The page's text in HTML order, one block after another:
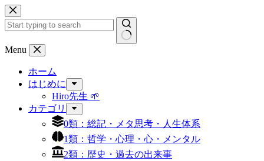
コ
ン
テ
ン
結
Menu
ホーム
はじめに
Hiro先生 🌱
カテゴリ
0類：総記・メタ思考・人生体系
1類：哲学・心理・心・メンタル
2類：歴史・過去の出来事